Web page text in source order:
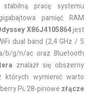
pracę systemu
pamięć RAM
X86J4105864jest
dual band (2,4 GHz / 5
b/g/n/ac oraz Bluetooth
znalazł się obszerny
których wymienić warto
Pi, 28-pinowe złącze